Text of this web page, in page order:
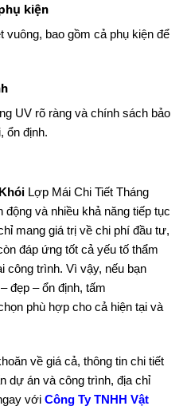
kiện
vuông, bao gồm cả phụ kiện để
UV rõ ràng và chính sách bảo
ổn định.
Lợp Mái Chi Tiết Tháng
và nhiều khả năng tiếp tục
mang giá trị về chi phí đầu tư,
đáp ứng tốt cả yếu tố thẩm
công trình. Vì vậy, nếu bạn
đẹp – ổn định, tấm
phù hợp cho cả hiện tại và
về giá cả, thông tin chi tiết
dự án và công trình, địa chỉ
với Công Ty TNHH Vật